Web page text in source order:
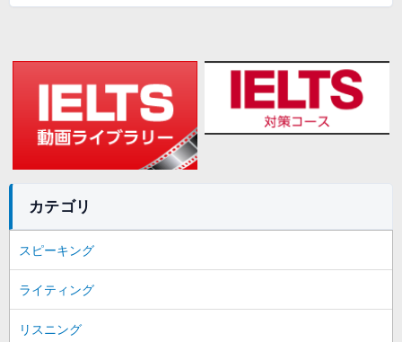
カテゴリ
スピーキング
ライティング
リスニング